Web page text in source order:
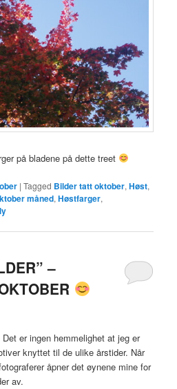
på bladene på dette treet
|Tagged Bilder tatt oktober,Høst,
måned,Høstfarger,
–
Det er ingen hemmelighet at jeg er
knyttet til de ulike årstider. Når
åpner det øynene mine for
av.